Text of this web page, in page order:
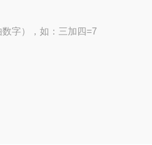
字），如：三加四=7